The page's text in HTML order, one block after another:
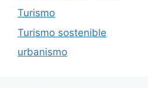
Turismo
Turismo sostenible
urbanismo